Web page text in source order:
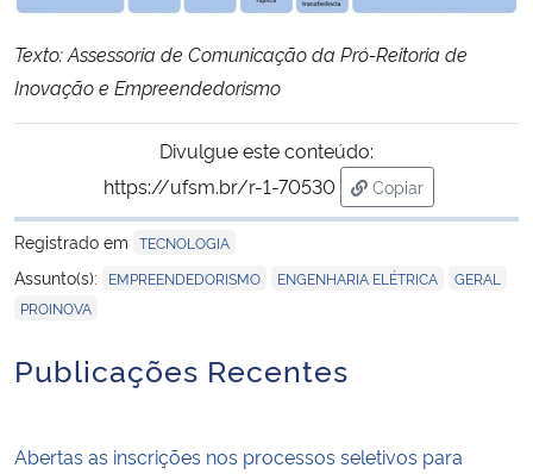
Texto: Assessoria de Comunicação da Pró-Reitoria de
Inovação e Empreendedorismo
Divulgue este conteúdo:
https://ufsm.br/r-1-70530
Copiar
para área de
Registrado em TECNOLOGIA
Assunto(s): EMPREENDEDORISMO ENGENHARIA ELÉTRICA GERAL
PROINOVA
Publicações Recentes
Abertas as inscrições nos processos seletivos para